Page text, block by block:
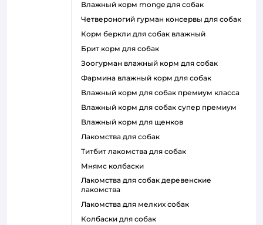
влажный корм monge для собак
четвероногий гурман консервы для собак
корм беркли для собак влажный
брит корм для собак
зоогурман влажный корм для собак
фармина влажный корм для собак
влажный корм для собак премиум класса
влажный корм для собак супер премиум
влажный корм для щенков
лакомства для собак
титбит лакомства для собак
мнямс колбаски
лакомства для собак деревенские
лакомства
лакомства для мелких собак
колбаски для собак